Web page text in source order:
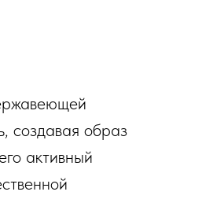
создавая образ
активный